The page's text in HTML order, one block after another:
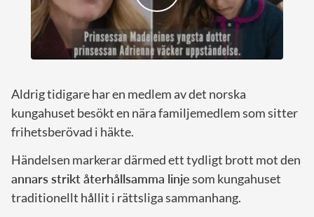
Aldrig tidigare har en medlem av det norska
kungahuset besökt en nära familjemedlem som sitter
frihetsberövad i häkte.
Händelsen markerar därmed ett tydligt brott mot den
annars strikt återhållsamma linjesom kungahuset
traditionellt hållit i rättsliga sammanhang.